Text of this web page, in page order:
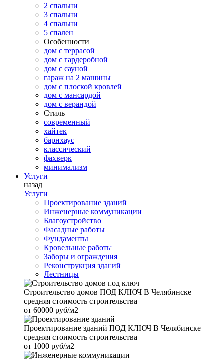
2 спальни
3 спальни
4 спальни
5 спален
Особенности
дом с террасой
дом с гардеробной
дом с сауной
гараж на 2 машины
дом с плоской кровлей
дом с мансардой
дом с верандой
Стиль
современный
хайтек
барнхаус
классический
фахверк
минимализм
Услуги
назад
Услуги
Проектирование зданий
Инженерные коммуникации
Благоустройство
Фасадные работы
Фундаменты
Кровельные работы
Заборы и ограждения
Реконструкция зданий
Лестницы
Строительство домов ПОД КЛЮЧ В Челябинске
средняя стоимость строительства
от 60000 руб/м2
Проектирование зданий ПОД КЛЮЧ В Челябинске
средняя стоимость строительства
от 1000 руб/м2